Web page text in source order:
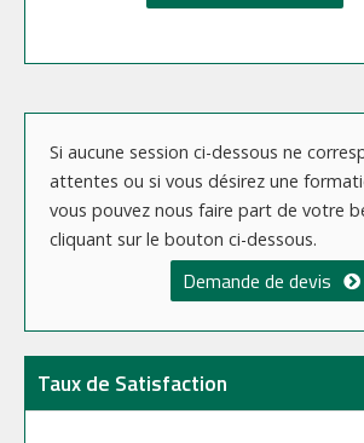
Si aucune session ci-dessous ne
attentes ou si vous désirez une
vous pouvez nous faire part de votre
cliquant sur le bouton ci-dessous.
Demande de devis
Taux de Satisfaction